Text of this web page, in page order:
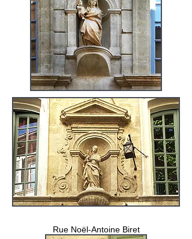
Rue Noël-Antoine Biret